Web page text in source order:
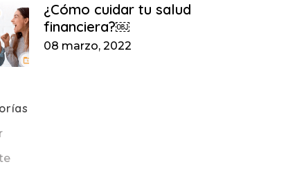
¿Cómo cuidar tu salud
financiera?￼
08 marzo, 2022